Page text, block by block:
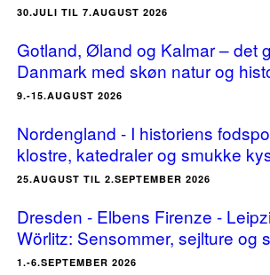
30.JULI TIL 7.AUGUST 2026
Gotland, Øland og Kalmar – det
Danmark med skøn natur og
9.-15.AUGUST 2026
Nordengland - I historiens
klostre, katedraler og smukke
25.AUGUST TIL 2.SEPTEMBER 2026
Dresden - Elbens Firenze -
Wörlitz: Sensommer, sejlture
1.-6.SEPTEMBER 2026